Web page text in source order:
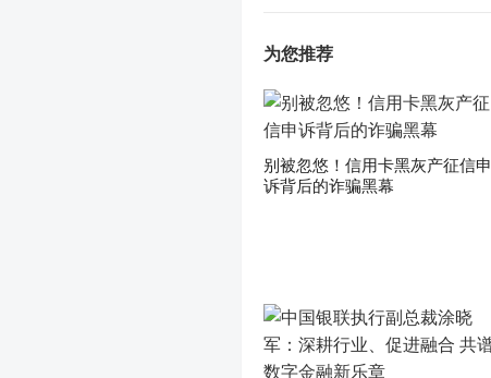
为您推荐
别被忽悠！信用卡黑灰产征信申
诉背后的诈骗黑幕